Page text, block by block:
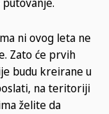
ni ovog leta ne
Zato će prvih
budu kreirane u
na teritoriji
želite da